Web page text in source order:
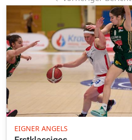
EIGNER ANGELS